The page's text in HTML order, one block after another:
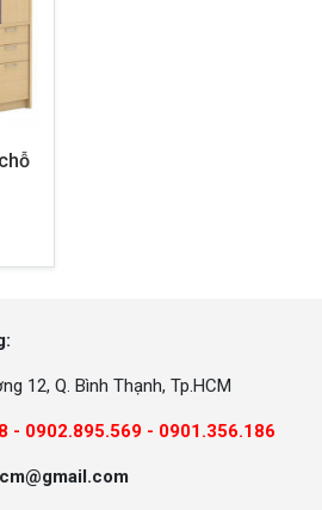
12, Q. Bình Thạnh, Tp.HCM
- 0902.895.569 - 0901.356.186